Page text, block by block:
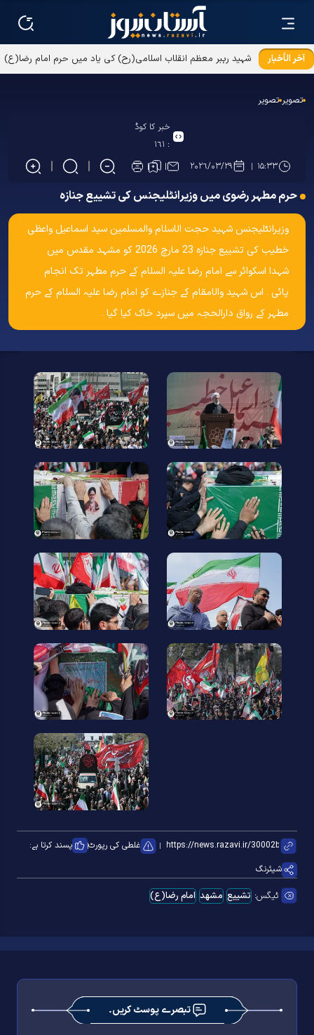
آخر الأخبار
شہید رہبر معظم انقلاب اسلامی(رح) کی یاد میں حرم امام رضا(ع)
میں تقریب کا انعقاد
تصویر تصویر
خبر کا کوڈ
: ۱۶۱
۱۵:۳۳
۲۰۲۶/۰۳/۲۹
حرم مطہر رضوی میں وزیرانٹلیجنس کی تشییع جنازہ
وزیرانٹلیجنس شہید حجت الاسلام والمسلمین سید اسماعیل واعظی
خطیب کی تشییع جنازہ 23 مارچ 2026 کو مشہد مقدس میں
شہدا اسکوائر سے امام رضا علیہ السلام کے حرم مطہر تک انجام
پائی ۔ اس شہید والامقام کے جنازے کو امام رضا علیہ السلام کے حرم
مطہر کے رواق دارالحجہ میں سپرد خاک کیا گيا ۔
غلطی کی رپورٹ
پسند کرتا ہے:
شیئرنگ
ٹیگس: تشییع مشهد امام رضا(ع)
تبصرے پوسٹ کریں۔